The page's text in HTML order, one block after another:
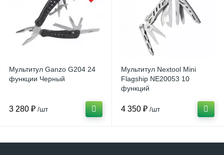
Мультитул Ganzo G204 24
функции Черный
3 280 ₽ /шт
Мультитул Nextool Mini
Flagship NE20053 10
функций
4 350 ₽ /шт